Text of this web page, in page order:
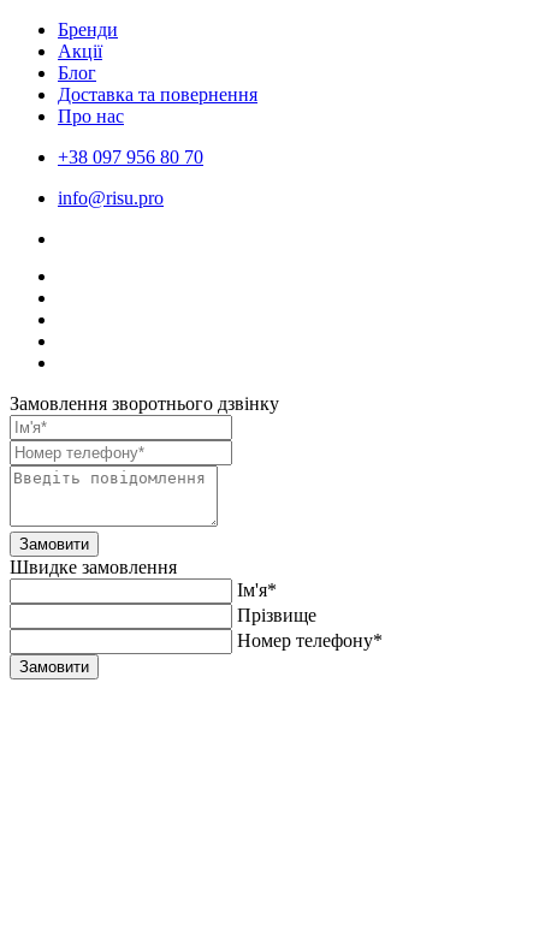
Бренди
Акції
Блог
Доставка та повернення
Про нас
+38 097 956 80 70
info@risu.pro
Замовлення зворотнього дзвінку
Замовити
Швидке замовлення
Ім'я*
Прiзвище
Номер телефону*